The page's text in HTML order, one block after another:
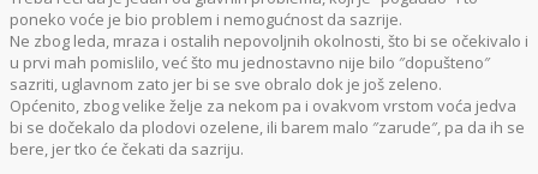
poneko voće je bio problem i nemogućnost da sazrije.
Ne zbog leda, mraza i ostalih nepovoljnih okolnosti, što bi se očekivalo i
u prvi mah pomislilo, već što mu jednostavno nije bilo ″dopušteno″
sazriti, uglavnom zato jer bi se sve obralo dok je još zeleno.
Općenito, zbog velike želje za nekom pa i ovakvom vrstom voća jedva
bi se dočekalo da plodovi ozelene, ili barem malo ″zarude″, pa da ih se
bere, jer tko će čekati da sazriju.